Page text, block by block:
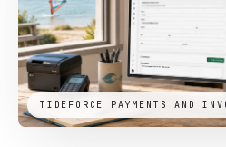
TIDEFORCE PAYMENTS AND